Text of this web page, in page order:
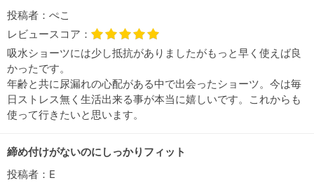
投稿者： ぺこ
レビュースコア：
吸水ショーツには少し抵抗がありましたがもっと早く使えば良
かったです。
年齢と共に尿漏れの心配がある中で出会ったショーツ。今は毎
日ストレス無く生活出来る事が本当に嬉しいです。これからも
使って行きたいと思います。
締め付けがないのにしっかりフィット
投稿者： E